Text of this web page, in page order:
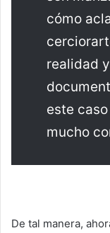
cómo
realidad
este
mucho
De tal manera,